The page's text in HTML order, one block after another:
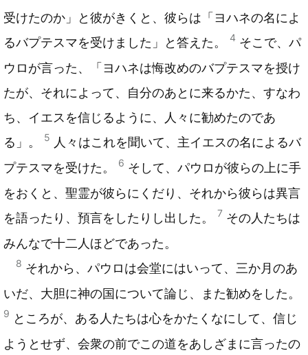
受けたのか」と彼がきくと、彼らは「ヨハネの名によ
るバプテスマを受けました」と答えた。
4 そこで、パ
ウロが言った、「ヨハネは悔改めのバプテスマを授け
たが、それによって、自分のあとに来るかた、すなわ
ち、イエスを信じるように、人々に勧めたのであ
る」。
5 人々はこれを聞いて、主イエスの名によるバ
プテスマを受けた。
6 そして、パウロが彼らの上に手
をおくと、聖霊が彼らにくだり、それから彼らは異言
を語ったり、預言をしたりし出した。
7 その人たちは
みんなで十二人ほどであった。
8 それから、パウロは会堂にはいって、三か月のあ
いだ、大胆に神の国について論じ、また勧めをした。
9 ところが、ある人たちは心をかたくなにして、信じ
ようとせず、会衆の前でこの道をあしざまに言ったの